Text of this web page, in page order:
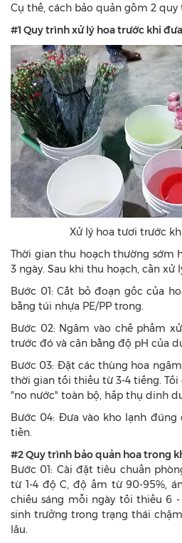
Cụ thể, cách bảo quản gồm 2 quy
#1 Quy trình xử lý hoa trước khi
Xử lý hoa tươi trước
Thời gian thu hoạch thường sớm
3 ngày. Sau khi thu hoạch, cần xử
Bước 01: Cắt bỏ đoạn gốc của
bằng túi nhựa PE/PP trong.
Bước 02: Ngâm vào chế phẩm
trước đó và cân bằng độ pH của
Bước 03: Đặt các thùng hoa
thời gian tối thiểu từ 3-4 tiếng.
"no nước" toàn bộ, hấp thụ dinh
Bước 04: Đưa vào kho lạnh đúng
tiền.
#2 Quy trình bảo quản hoa trong
Bước 01: Cài đặt tiêu chuẩn
từ 1-4 độ C, độ ẩm từ 90-95%,
chiếu sáng mỗi ngày tối thiểu 6
sinh trưởng trong trạng thái
lâu.